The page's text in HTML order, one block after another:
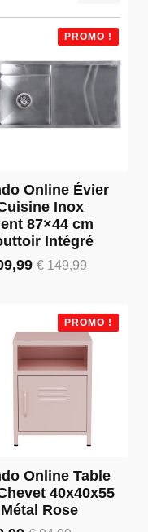
PROMO !
Online Évier
Inox
87×44 cm
Intégré
€149,99
PROMO !
Online Table
40x40x55
Rose